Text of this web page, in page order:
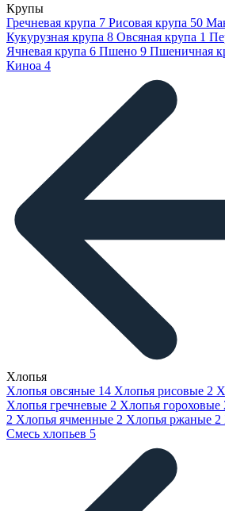
Крупы
Гречневая крупа 7 Рисовая крупа 50
Кукурузная крупа 8 Овсяная крупа 1
Ячневая крупа 6 Пшено 9 Пшеничная
Киноа 4
Хлопья
Хлопья овсяные 14 Хлопья рисовые 2
Хлопья гречневые 2 Хлопья гороховые
2 Хлопья ячменные 2 Хлопья ржаные 2
Смесь хлопьев 5